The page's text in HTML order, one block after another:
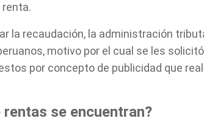
la recaudación, la administración
motivo por el cual se les
por concepto de publicidad que
se encuentran?